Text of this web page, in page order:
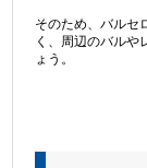
そのため、バルセ
く、周辺のバルや
ょう。